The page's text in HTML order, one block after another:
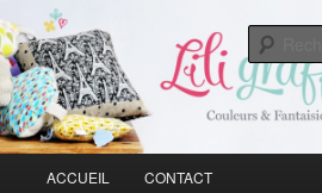
Liligraffiti
Vive la couleur qui rend la vie plus belle
Aller au contenu principal
Aller au contenu secondaire
ACCUEIL CONTACT